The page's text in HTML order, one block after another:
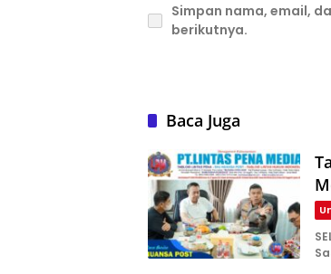
Simpan nama, email,
berikutnya.
Baca Juga